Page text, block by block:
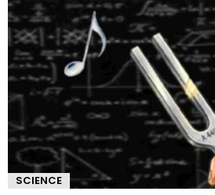
SCIENCE